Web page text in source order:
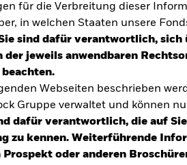
für die Verbreitung dieser
in welchen Staaten unsere
sind dafür verantwortlich, sich
der jeweils anwendbaren
Webseiten beschrieben
Gruppe verwaltet und können
dafür verantwortlich, die auf
zu kennen. Weiterführende
oder anderen